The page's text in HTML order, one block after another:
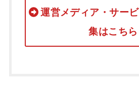
運営メディア・サー
集はこちら